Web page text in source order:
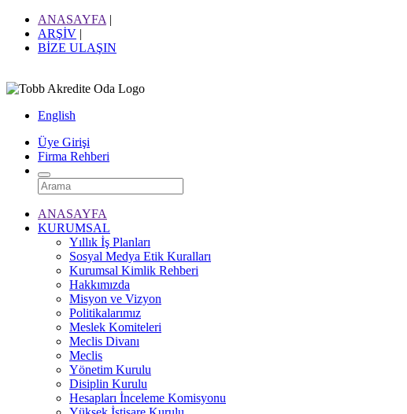
ANASAYFA |
ARŞİV |
BİZE ULAŞIN
English
Üye Girişi
Firma Rehberi
ANASAYFA
KURUMSAL
Yıllık İş Planları
Sosyal Medya Etik Kuralları
Kurumsal Kimlik Rehberi
Hakkımızda
Misyon ve Vizyon
Politikalarımız
Meslek Komiteleri
Meclis Divanı
Meclis
Yönetim Kurulu
Disiplin Kurulu
Hesapları İnceleme Komisyonu